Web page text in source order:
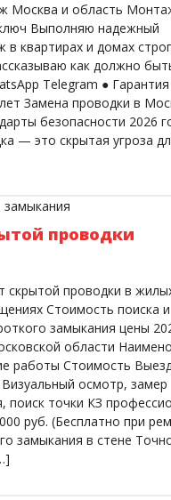
в деревянных
в каменных
оборудования
Москва и область
Выполняю надежный
в квартирах и домах
как должно
Telegram ●
Замена проводки в
безопасности 2026
— это скрытая угроза
проводки
скрытой проводки в
Стоимость поиска и
замыкания цены
области
работы Стоимость
осмотр, замер
поиск точки КЗ
руб. (Бесплатно при
замыкания в стене